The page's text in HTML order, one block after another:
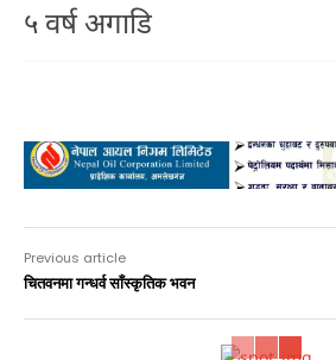
५ वर्ष अगाडि
Previous article
चितवनमा गन्धर्व साँस्कृतिक भवन